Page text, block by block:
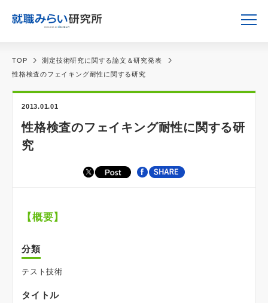
TOP
測定技術研究に関する論文＆研究発表
性格検査のフェイキング耐性に関する研究
2013.01.01
性格検査のフェイキング耐性に関する研
究
【概要】
分類
テスト技術
タイトル